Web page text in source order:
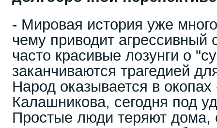
- Мировая история уже
чему приводит агрессивный
часто красивые лозунги о
заканчиваются трагедией
Народ оказывается в
Калашникова, сегодня под
Простые люди теряют